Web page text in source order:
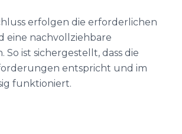
erfolgen die erforderlichen
eine nachvollziehbare
ist sichergestellt, dass die
entspricht und im
funktioniert.